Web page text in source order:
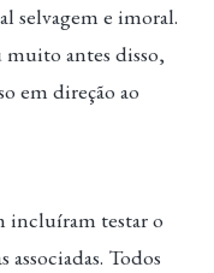
selvagem e imoral.
muito antes disso,
em direção ao
incluíram testar o
Todos